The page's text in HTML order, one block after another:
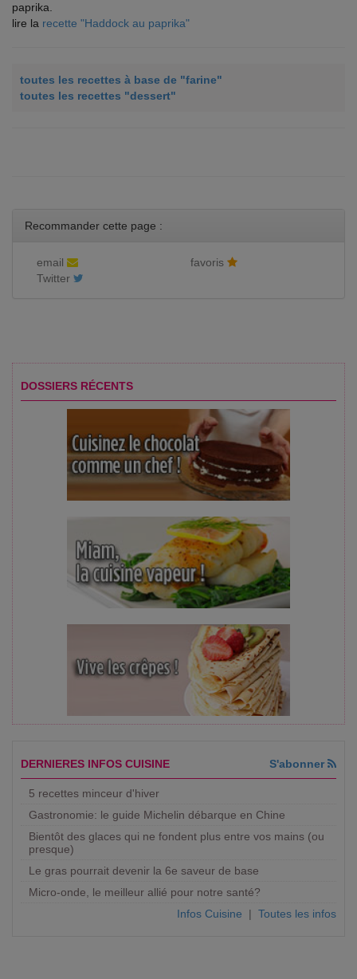
paprika.
lire la recette "Haddock au paprika"
toutes les recettes à base de "farine"
toutes les recettes "dessert"
Recommander cette page :
email
favoris
Twitter
DOSSIERS RÉCENTS
DERNIERES INFOS CUISINE S'abonner
5 recettes minceur d'hiver
Gastronomie: le guide Michelin débarque en Chine
Bientôt des glaces qui ne fondent plus entre vos mains (ou
presque)
Le gras pourrait devenir la 6e saveur de base
Micro-onde, le meilleur allié pour notre santé?
Infos Cuisine | Toutes les infos